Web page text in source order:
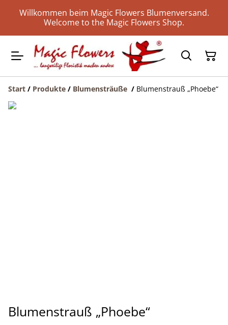
Willkommen beim Magic Flowers Blumenversand.
Welcome to the Magic Flowers Shop.
Start / Produkte / Blumensträuße / Blumenstrauß „Phoebe“
Blumenstrauß „Phoebe“